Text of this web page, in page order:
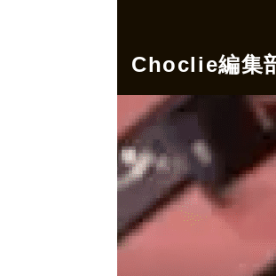
Choclie編集